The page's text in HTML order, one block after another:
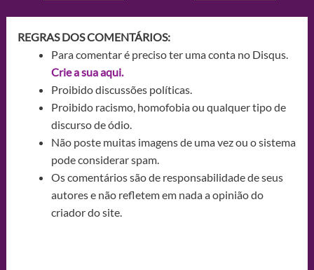
REGRAS DOS COMENTÁRIOS:
Para comentar é preciso ter uma conta no Disqus.
Crie a sua aqui.
Proibido discussões políticas.
Proibido racismo, homofobia ou qualquer tipo de
discurso de ódio.
Não poste muitas imagens de uma vez ou o sistema
pode considerar spam.
Os comentários são de responsabilidade de seus
autores e não refletem em nada a opinião do
criador do site.